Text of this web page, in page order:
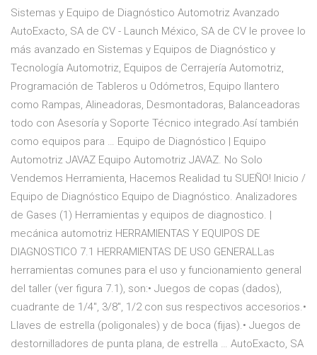
Sistemas y Equipo de Diagnóstico Automotriz Avanzado
AutoExacto, SA de CV - Launch México, SA de CV le provee lo
más avanzado en Sistemas y Equipos de Diagnóstico y
Tecnología Automotriz, Equipos de Cerrajería Automotriz,
Programación de Tableros u Odómetros, Equipo llantero
como Rampas, Alineadoras, Desmontadoras, Balanceadoras
todo con Asesoría y Soporte Técnico integrado.Así también
como equipos para … Equipo de Diagnóstico | Equipo
Automotriz JAVAZ Equipo Automotriz JAVAZ. No Solo
Vendemos Herramienta, Hacemos Realidad tu SUEÑO! Inicio /
Equipo de Diagnóstico Equipo de Diagnóstico. Analizadores
de Gases (1) Herramientas y equipos de diagnostico. |
mecánica automotriz HERRAMIENTAS Y EQUIPOS DE
DIAGNOSTICO 7.1 HERRAMIENTAS DE USO GENERALLas
herramientas comunes para el uso y funcionamiento general
del taller (ver figura 7.1), son:• Juegos de copas (dados),
cuadrante de 1/4", 3/8", 1/2 con sus respectivos accesorios.•
Llaves de estrella (poligonales) y de boca (fijas).• Juegos de
destornilladores de punta plana, de estrella … AutoExacto, SA